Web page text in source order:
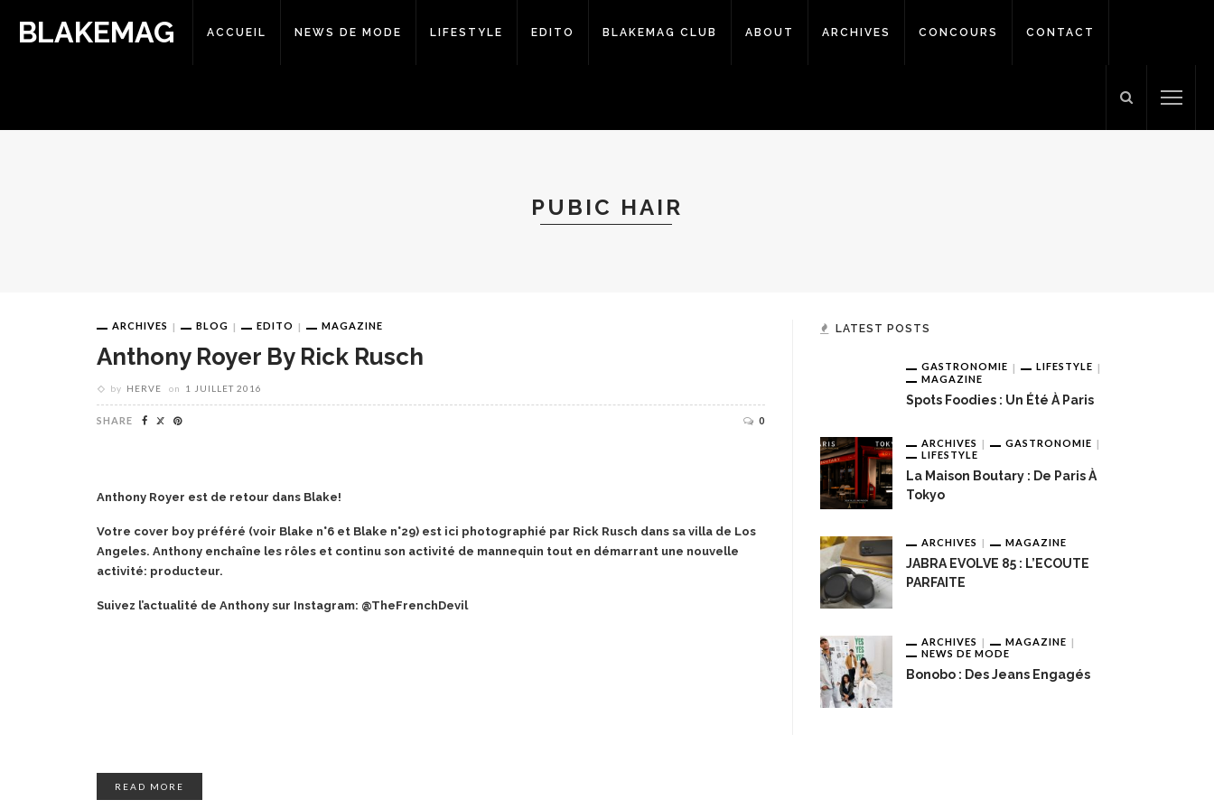
BLAKEMAG ACCUEIL NEWS DE MODE LIFESTYLE EDITO BLAKEMAG CLUB ABOUT ARCHIVES CONCOURS CONTACT
PUBIC HAIR
ARCHIVES BLOG EDITO MAGAZINE
Anthony Royer By Rick Rusch
by HERVE on 1 JUILLET 2016
SHARE 0
Anthony Royer est de retour dans Blake!
Votre cover boy préféré (voir Blake n°6 et Blake n°29) est ici photographié par Rick Rusch dans sa villa de Los
Angeles. Anthony enchaîne les rôles et continu son activité de mannequin tout en démarrant une nouvelle
activité: producteur.
Suivez l’actualité de Anthony sur Instagram: @TheFrenchDevil
READ MORE
LATEST POSTS
GASTRONOMIE
LIFESTYLE
MAGAZINE
Spots Foodies : Un Été À Paris
ARCHIVES
GASTRONOMIE
LIFESTYLE
La Maison Boutary : De Paris À
Tokyo
ARCHIVES MAGAZINE
JABRA EVOLVE 85 : L’ECOUTE
PARFAITE
ARCHIVES
MAGAZINE
NEWS DE MODE
Bonobo : Des Jeans Engagés